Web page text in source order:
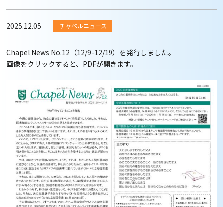
2025.12.05 チャペルニュース
Chapel News No.12（12/9-12/19）を発行しました。
画像をクリックすると、PDFが開きます。